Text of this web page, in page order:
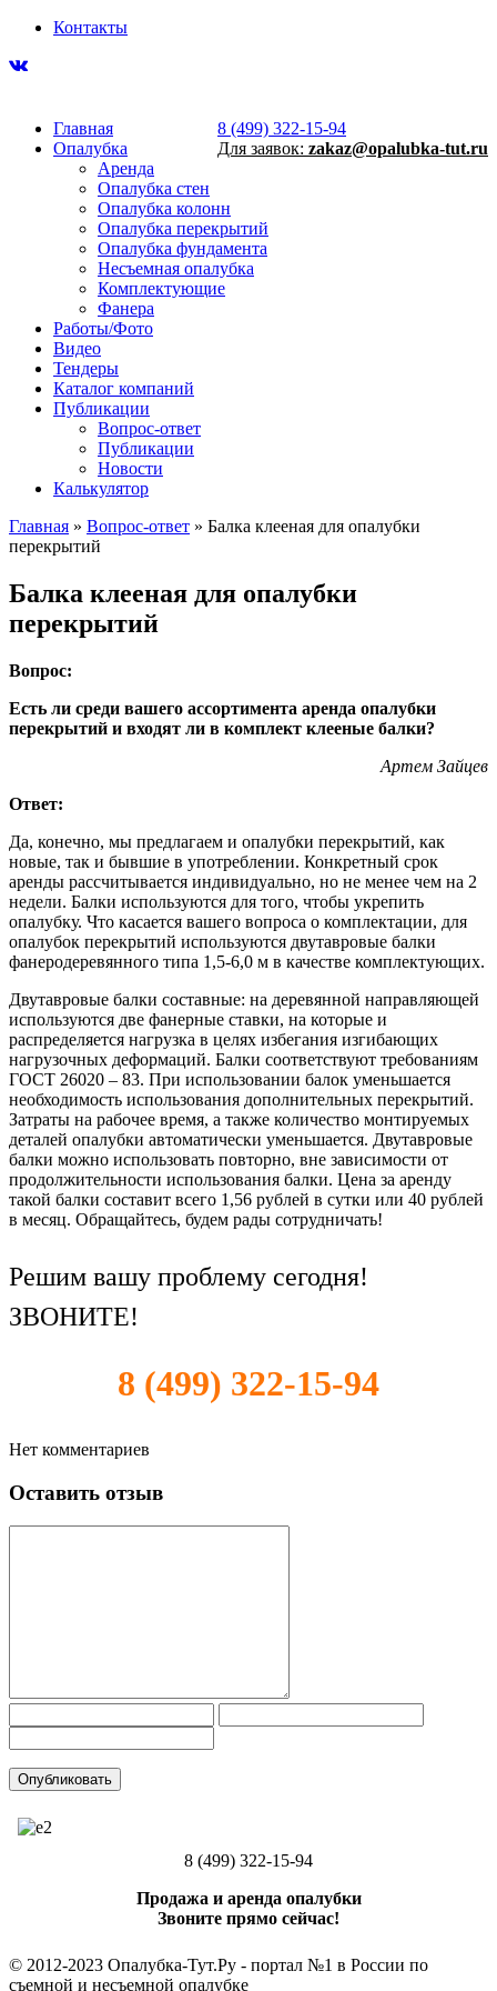
Контакты
8 (499) 322-15-94
Для заявок: zakaz@opalubka-tut.ru
Главная
Опалубка
Аренда
Опалубка стен
Опалубка колонн
Опалубка перекрытий
Опалубка фундамента
Несъемная опалубка
Комплектующие
Фанера
Работы/Фото
Видео
Тендеры
Каталог компаний
Публикации
Вопрос-ответ
Публикации
Новости
Калькулятор
Главная » Вопрос-ответ » Балка клееная для опалубки
перекрытий
Балка клееная для опалубки
перекрытий
Вопрос:
Есть ли среди вашего ассортимента аренда опалубки
перекрытий и входят ли в комплект клееные балки?
Артем Зайцев
Ответ:
Да, конечно, мы предлагаем и опалубки перекрытий, как
новые, так и бывшие в употреблении. Конкретный срок
аренды рассчитывается индивидуально, но не менее чем на 2
недели. Балки используются для того, чтобы укрепить
опалубку. Что касается вашего вопроса о комплектации, для
опалубок перекрытий используются двутавровые балки
фанеродеревянного типа 1,5-6,0 м в качестве комплектующих.
Двутавровые балки составные: на деревянной направляющей
используются две фанерные ставки, на которые и
распределяется нагрузка в целях избегания изгибающих
нагрузочных деформаций. Балки соответствуют требованиям
ГОСТ 26020 – 83. При использовании балок уменьшается
необходимость использования дополнительных перекрытий.
Затраты на рабочее время, а также количество монтируемых
деталей опалубки автоматически уменьшается. Двутавровые
балки можно использовать повторно, вне зависимости от
продолжительности использования балки. Цена за аренду
такой балки составит всего 1,56 рублей в сутки или 40 рублей
в месяц. Обращайтесь, будем рады сотрудничать!
Решим вашу проблему сегодня!
ЗВОНИТЕ!
8 (499) 322-15-94
Нет комментариев
Оставить отзыв
8 (499) 322-15-94
Продажа и аренда опалубки
Звоните прямо сейчас!
© 2012-2023 Опалубка-Тут.Ру - портал №1 в России по
съемной и несъемной опалубке